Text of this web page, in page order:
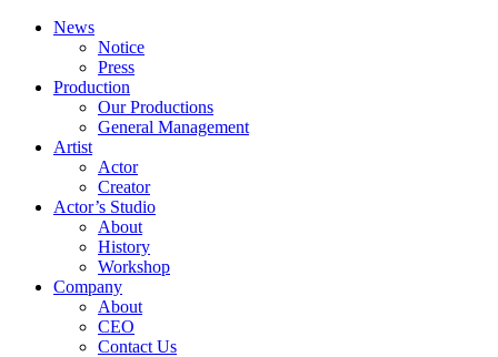
News
Notice
Press
Production
Our Productions
General Management
Artist
Actor
Creator
Actor’s Studio
About
History
Workshop
Company
About
CEO
Contact Us